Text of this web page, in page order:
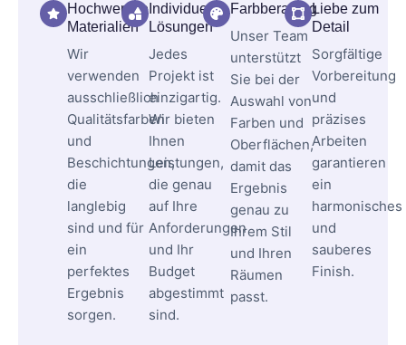
Hochwertige
Materialien
Wir
verwenden
ausschließlich
Qualitätsfarben
und
Beschichtungen,
die
langlebig
sind und für
ein
perfektes
Ergebnis
sorgen.
Individuelle
Lösungen
Jedes
Projekt ist
einzigartig.
Wir bieten
Ihnen
Leistungen,
die genau
auf Ihre
Anforderungen
und Ihr
Budget
abgestimmt
sind.
Farbberatung
Unser Team
unterstützt
Sie bei der
Auswahl von
Farben und
Oberflächen,
damit das
Ergebnis
genau zu
Ihrem Stil
und Ihren
Räumen
passt.
Liebe zum
Detail
Sorgfältige
Vorbereitung
und
präzises
Arbeiten
garantieren
ein
harmonisches
und
sauberes
Finish.